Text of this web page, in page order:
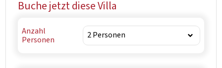
Buche jetzt diese Villa
Anzahl
Personen